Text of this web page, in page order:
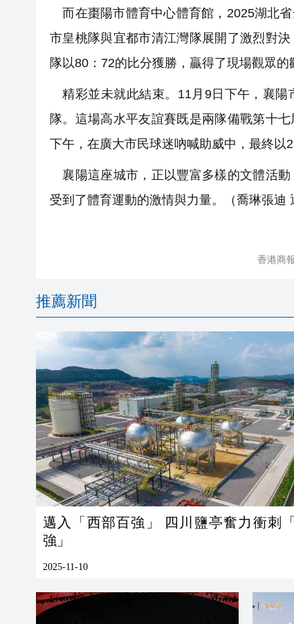
而在棗陽市體育中心體育館，2025湖北
市皇桃隊與宜都市清江灣隊展開了激烈對
隊以80：72的比分獲勝，贏得了現場觀眾的
精彩並未就此結束。11月9日下午，襄陽
隊。這場高水平友誼賽既是兩隊備戰第十
下午，在廣大市民球迷吶喊助威中，最終以
襄陽這座城市，正以豐富多樣的文體活
受到了體育運動的激情與力量。（喬琳張迪
香港商
推薦新聞
邁入「西部百強」 四川鹽亭奮力衝刺「全國百
強」
2025-11-10